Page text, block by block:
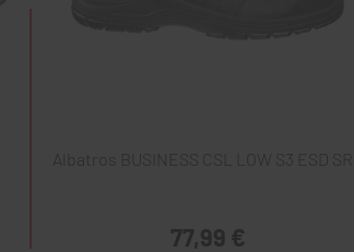
Albatros BUSINESS CSL LOW S3 ESD SRC
77,99 €